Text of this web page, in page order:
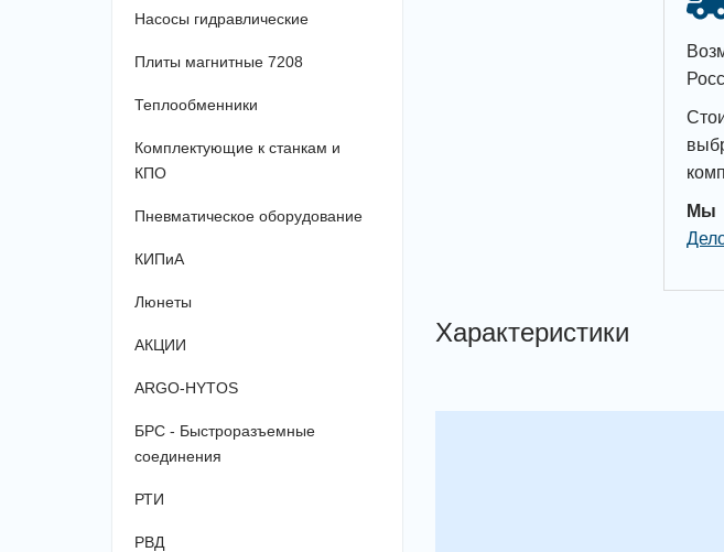
Насосы гидравлические
Плиты магнитные 7208
Теплообменники
Комплектующие к станкам и
КПО
Пневматическое оборудование
КИПиА
Люнеты
АКЦИИ
ARGO-HYTOS
БРС - Быстроразъемные
соединения
РТИ
РВД
Мы
Характеристики